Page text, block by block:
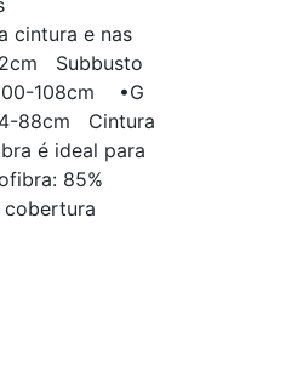
cintura e nas
Subbusto
108cm •G
88cm Cintura
é ideal para
85%